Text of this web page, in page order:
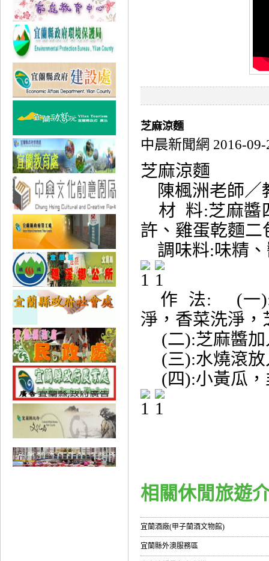
芝麻涼麵
中晨新聞網 2016-09-
芝麻涼麵
陳楓洲老師
材 料:芝麻醬
許、雞蛋乾麵
調味料:味精、
作 法: (一):
淨，香菜洗
(二):芝麻醬
(三):水燒滾
(四):小黃瓜，
相關休閒旅遊
宜蘭酒廠(甲子蘭酒文物館)
宜蘭縣外澳服務區